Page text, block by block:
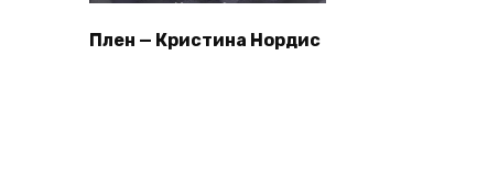
Плен — Кристина Нордис